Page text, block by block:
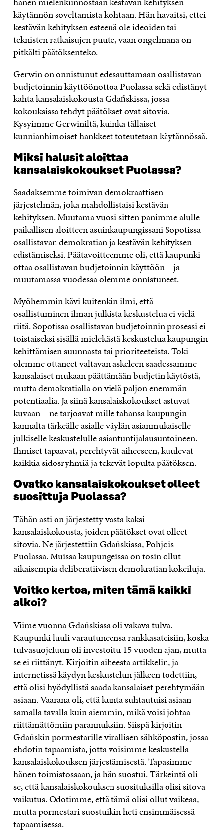
käytännön soveltamista kohtaan. Hän havaitsi, ettei
kestävän kehityksen esteenä ole ideoiden tai
teknisten ratkaisujen puute, vaan ongelmana on
pitkälti päätöksenteko.
Gerwin on onnistunut edesauttamaan osallistavan
budjetoinnin käyttöönottoa Puolassa sekä edistänyt
kahta kansalaiskokousta Gdańskissa, jossa
kokouksissa tehdyt päätökset ovat sitovia.
Kysyimme Gerwiniltä, kuinka tällaiset
kunnianhimoiset hankkeet toteutetaan käytännössä.
Miksi halusit aloittaa
kansalaiskokoukset Puolassa?
Saadaksemme toimivan demokraattisen
järjestelmän, joka mahdollistaisi kestävän
kehityksen. Muutama vuosi sitten panimme alulle
paikallisen aloitteen asuinkaupungissani Sopotissa
osallistavan demokratian ja kestävän kehityksen
edistämiseksi. Päätavoitteemme oli, että kaupunki
ottaa osallistavan budjetoinnin käyttöön – ja
muutamassa vuodessa olemme onnistuneet.
Myöhemmin kävi kuitenkin ilmi, että
osallistuminen ilman julkista keskustelua ei vielä
riitä. Sopotissa osallistavan budjetoinnin prosessi ei
toistaiseksi sisällä mielekästä keskustelua kaupungin
kehittämisen suunnasta tai prioriteeteista. Toki
olemme ottaneet valtavan askeleen saadessamme
kansalaiset mukaan päättämään budjetin käytöstä,
mutta demokratialla on vielä paljon enemmän
potentiaalia. Ja siinä kansalaiskokoukset astuvat
kuvaan – ne tarjoavat mille tahansa kaupungin
kannalta tärkeälle asialle väylän asianmukaiselle
julkiselle keskustelulle asiantuntijalausuntoineen.
Ihmiset tapaavat, perehtyvät aiheeseen, kuulevat
kaikkia sidosryhmiä ja tekevät lopulta päätöksen.
Ovatko kansalaiskokoukset olleet
suosittuja Puolassa?
Tähän asti on järjestetty vasta kaksi
kansalaiskokousta, joiden päätökset ovat olleet
sitovia. Ne järjestettiin Gdańskissa, Pohjois-
Puolassa. Muissa kaupungeissa on tosin ollut
aikaisempia deliberatiivisen demokratian kokeiluja.
Voitko kertoa, miten tämä kaikki
alkoi?
Viime vuonna Gdańskissa oli vakava tulva.
Kaupunki luuli varautuneensa rankkasateisiin, koska
tulvasuojeluun oli investoitu 15 vuoden ajan, mutta
se ei riittänyt. Kirjoitin aiheesta artikkelin, ja
internetissä käydyn keskustelun jälkeen todettiin,
että olisi hyödyllistä saada kansalaiset perehtymään
asiaan. Vaarana oli, että kunta suhtautuisi asiaan
samalla tavalla kuin aiemmin, mikä voisi johtaa
riittämättömiin parannuksiin. Siispä kirjoitin
Gdańskin pormestarille virallisen sähköpostin, jossa
ehdotin tapaamista, jotta voisimme keskustella
kansalaiskokouksen järjestämisestä. Tapasimme
hänen toimistossaan, ja hän suostui. Tärkeintä oli
se, että kansalaiskokouksen suosituksilla olisi sitova
vaikutus. Odotimme, että tämä olisi ollut vaikeaa,
mutta pormestari suostuikin heti ensimmäisessä
tapaamisessa.